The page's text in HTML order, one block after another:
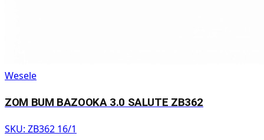
Wesele
ZOM BUM BAZOOKA 3.0 SALUTE ZB362
SKU: ZB362 16/1